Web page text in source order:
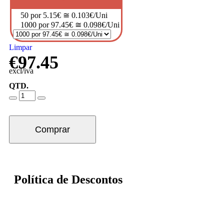
50 por 5.15€ ≅ 0.103€/Uni
1000 por 97.45€ ≅ 0.098€/Uni
Limpar
€97.45
excl/iva
QTD.
Comprar
Política de Descontos